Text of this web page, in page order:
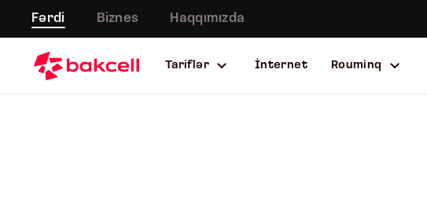
Fərdi Biznes Haqqımızda
Tariflər İnternet Rouminq